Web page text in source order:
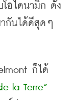
โอไดนามิก ดัง
ากันได้ดีสุดๆ
ก็ได้